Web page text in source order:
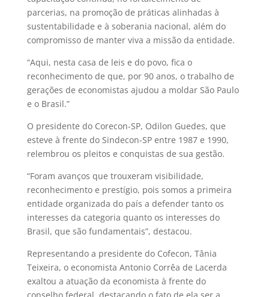
parcerias, na promoção de práticas alinhadas à
sustentabilidade e à soberania nacional, além do
compromisso de manter viva a missão da entidade.
“Aqui, nesta casa de leis e do povo, fica o
reconhecimento de que, por 90 anos, o trabalho de
gerações de economistas ajudou a moldar São Paulo
e o Brasil.”
O presidente do Corecon-SP, Odilon Guedes, que
esteve à frente do Sindecon-SP entre 1987 e 1990,
relembrou os pleitos e conquistas de sua gestão.
“Foram avanços que trouxeram visibilidade,
reconhecimento e prestígio, pois somos a primeira
entidade organizada do país a defender tanto os
interesses da categoria quanto os interesses do
Brasil, que são fundamentais”, destacou.
Representando a presidente do Cofecon, Tânia
Teixeira, o economista Antonio Corrêa de Lacerda
exaltou a atuação da economista à frente do